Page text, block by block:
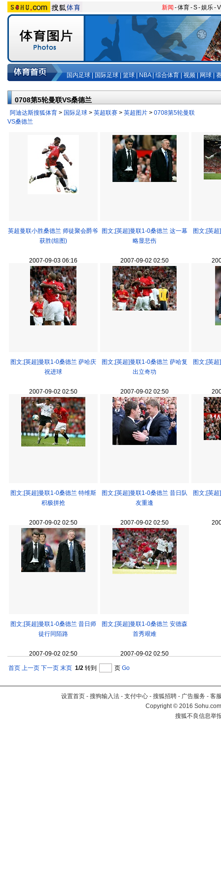
新闻 -体育-S-娱乐-V
国内足球 国际足球 篮球 NBA| 综合体育 视频 网球
0708第5轮曼联VS桑德兰
阿迪达斯搜狐体育 > 国际足球 > 英超联赛 > 英超图片 > 0708第5轮曼联
VS桑德兰
英超曼联小胜桑德兰 师徒聚会爵爷
获胜(组图)
2007-09-03 06:16
图文;[英超]曼联1-0桑德兰 这一幕
略显悲伤
2007-09-02 02:50
图文;[英
图文;[英超]曼联1-0桑德兰 萨哈庆
祝进球
2007-09-02 02:50
图文;[英超]曼联1-0桑德兰 萨哈复
出立奇功
2007-09-02 02:50
图文;[英
图文;[英超]曼联1-0桑德兰 特维斯
积极拼抢
2007-09-02 02:50
图文;[英超]曼联1-0桑德兰 昔日队
友重逢
2007-09-02 02:50
图文;[英
图文;[英超]曼联1-0桑德兰 昔日师
徒行同陌路
2007-09-02 02:50
图文;[英超]曼联1-0桑德兰 安德森
首秀艰难
2007-09-02 02:50
首页 上一页 下一页 末页 1/2 转到 页 Go
设置首页 - 搜狗输入法 - 支付中心 - 搜狐招聘 - 广告服务 - 客
Copyright©2016
搜狐不良信息举